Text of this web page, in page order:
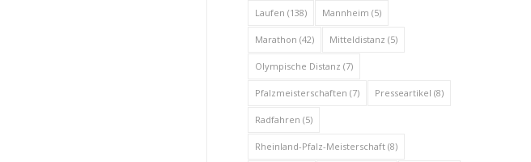
Laufen (138) Mannheim (5)
Marathon (42) Mitteldistanz (5)
Olympische Distanz (7)
Pfalzmeisterschaften (7) Presseartikel (8)
Radfahren (5)
Rheinland-Pfalz-Meisterschaft(8)